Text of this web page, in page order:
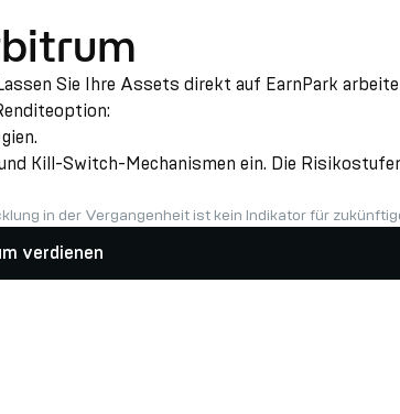
Sie Ihre Assets direkt auf EarnPark
Kill-Switch-Mechanismen ein. Die
in der Vergangenheit ist kein Indikator für
verdienen